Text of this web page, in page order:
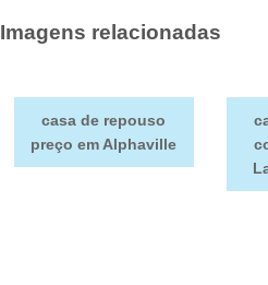
Imagens relacionadas
casa de repouso
preço em Alphaville